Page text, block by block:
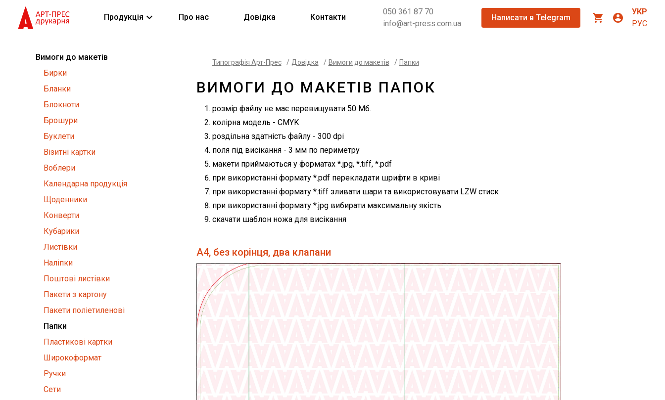
Продукція keyboard_arrow_down Про нас Довідка Контакти
050 361 87 70
info@art-press.com.ua
Написати в Telegram shopping_cart account_circle
УКР
РУС
Вимоги до макетів
Бирки
Бланки
Блокноти
Брошури
Буклети
Візитні картки
Воблери
Календарна продукція
Щоденники
Конверти
Кубарики
Листівки
Наліпки
Поштові листівки
Пакети з картону
Пакети поліетиленові
Папки
Пластикові картки
Широкоформат
Ручки
Сети
Типографія Арт-Прес / Довідка / Вимоги до макетів / Папки
ВИМОГИ ДО МАКЕТІВ ПАПОК
розмір файлу не має перевищувати 50 Мб.
колірна модель - CMYK
роздільна здатність файлу - 300 dpi
поля під висікання - 3 мм по периметру
макети приймаються у форматах *.jpg, *.tiff, *.pdf
при використанні формату *.pdf перекладати шрифти в криві
при використанні формату *.tiff зливати шари та використовувати LZW стиск
при використанні формату *.jpg вибирати максимальну якість
скачати шаблон ножа для висікання
А4, без корінця, два клапани